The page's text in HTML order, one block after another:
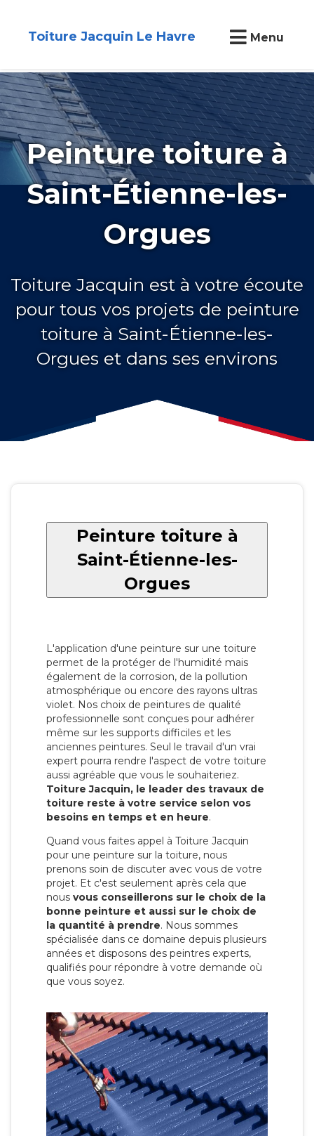
Toiture Jacquin Le Havre Menu
Peinture toiture à
Saint-Étienne-les-
Orgues
Toiture Jacquin est à votre écoute
pour tous vos projets de peinture
toiture à Saint-Étienne-les-
Orgues et dans ses environs
Peinture toiture à
Saint-Étienne-les-
Orgues
L'application d'une peinture sur une toiture
permet de la protéger de l'humidité mais
également de la corrosion, de la pollution
atmosphérique ou encore des rayons ultras
violet. Nos choix de peintures de qualité
professionnelle sont conçues pour adhérer
même sur les supports difficiles et les
anciennes peintures. Seul le travail d'un vrai
expert pourra rendre l'aspect de votre toiture
aussi agréable que vous le souhaiteriez.
Toiture Jacquin, le leader des travaux de
toiture reste à votre service selon vos
besoins en temps et en heure.
Quand vous faites appel à Toiture Jacquin
pour une peinture sur la toiture, nous
prenons soin de discuter avec vous de votre
projet. Et c'est seulement après cela que
nous vous conseillerons sur le choix de la
bonne peinture et aussi sur le choix de
la quantité à prendre. Nous sommes
spécialisée dans ce domaine depuis plusieurs
années et disposons des peintres experts,
qualifiés pour répondre à votre demande où
que vous soyez.